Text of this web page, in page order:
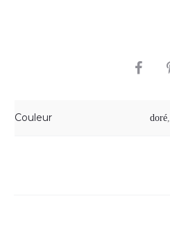
SHARE
Couleur doré,